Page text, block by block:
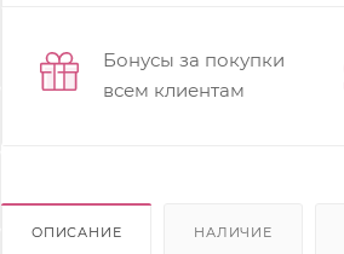
Бонусы за покупки
всем клиентам
ОПИСАНИЕ НАЛИЧИЕ